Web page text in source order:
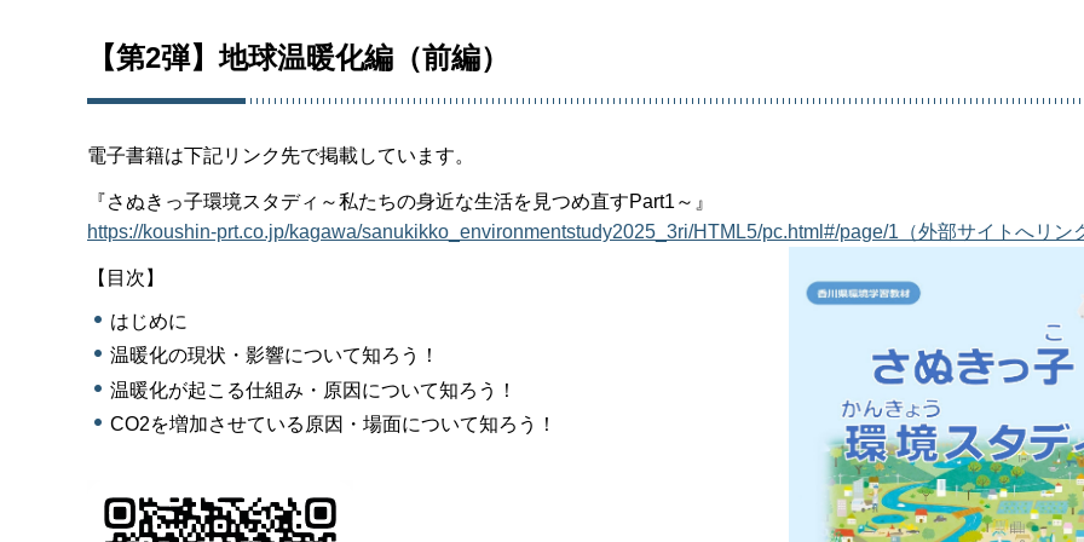
【第2弾】地球温暖化編（前編）
電子書籍は下記リンク先で掲載しています。
『さぬきっ子環境スタディ～私たちの身近な生活を見つめ直すPart1～』
https://koushin-prt.co.jp/kagawa/sanukikko_environmentstudy2025_3ri/HTML5/pc.html#/page/1（外部サイトへリン
【目次】
はじめに
温暖化の現状・影響について知ろう！
温暖化が起こる仕組み・原因について知ろう！
CO2を増加させている原因・場面について知ろう！